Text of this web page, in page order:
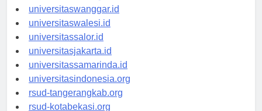
universitassorong.id
universitaswanggar.id
universitaswalesi.id
universitassalor.id
universitasjakarta.id
universitassamarinda.id
universitasindonesia.org
rsud-tangerangkab.org